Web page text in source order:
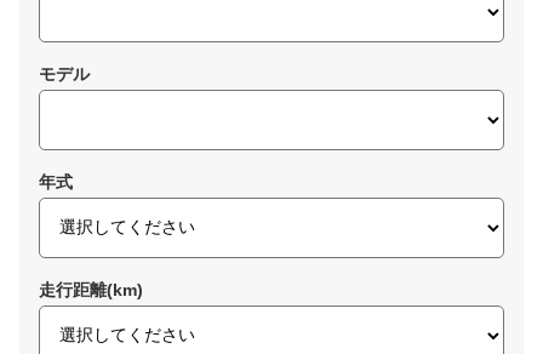
モデル
年式
走行距離(km)